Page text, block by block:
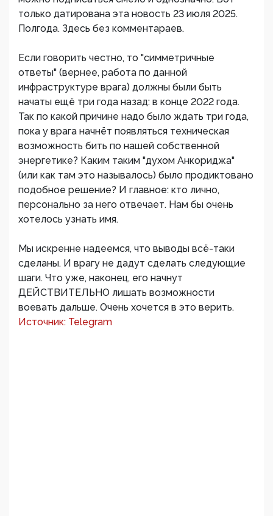
только датирована эта новость 23 июля 2025.
Полгода. Здесь без комментараев.
Если говорить честно, то "симметричные
ответы" (вернее, работа по данной
инфраструктуре врага) должны были быть
начаты ещё три года назад: в конце 2022 года.
Так по какой причине надо было ждать три года,
пока у врага начнёт появляться техническая
возможность бить по нашей собственной
энергетике? Каким таким "духом Анкориджа"
(или как там это называлось) было продиктовано
подобное решение? И главное: кто лично,
персонально за него отвечает. Нам бы очень
хотелось узнать имя.
Мы искренне надеемся, что выводы всё-таки
сделаны. И врагу не дадут сделать следующие
шаги. Что уже, наконец, его начнут
ДЕЙСТВИТЕЛЬНО лишать возможности
воевать дальше. Очень хочется в это верить.
Источник: Telegram